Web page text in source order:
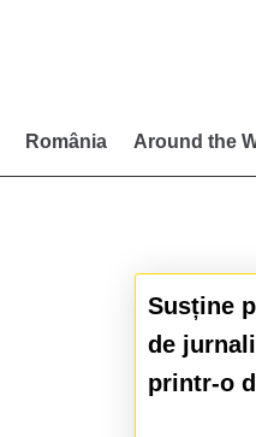
România Around the
Susține
de
printr-o